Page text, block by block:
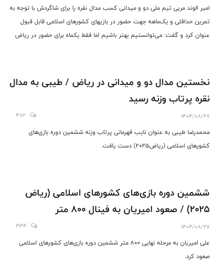
امیر الوند مربی تیم ملی دو و میدانی کسب مدال نقره را برای شاگردش با توجه به
تمرین حداقلی و یک‌ماهه جهت حضور در بازیهای کشورهای اسلامی قابل قبول
عنوان کرد و گفت: می‌توانستیم بهتر باشیم اما فقط یکماه برای حضور در ریاض
نخستین مدال دو و میدانی در ریاض / طیبی به مدال
نقره پرتاب وزنه رسید
1404/08/27
482
محمدرضا طیبی به عنوان نایب قهرمانی پرتاب وزنه ششمین دوره بازی‌های
کشورهای اسلامی (ریاض2025) دست یافت.
ششمین دوره بازی‌های کشورهای اسلامی (ریاض
2025) / صعود امیریان به فینال 800 متر
1404/08/27
434
علی امیریان به مرحله نهایی 800 متر ششمین دوره بازی‌های کشورهای اسلامی
صعود کرد.